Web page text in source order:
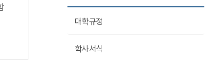
대학규정
학사서식